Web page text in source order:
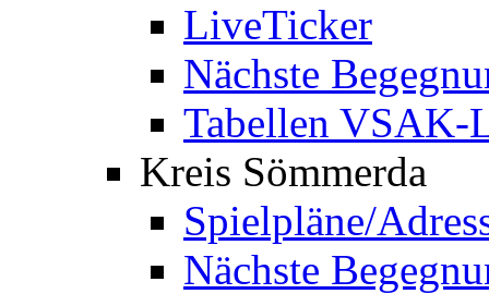
LiveTicker
Nächste
Tabellen VSAK-
Kreis Sömmerda
Spielpläne/
Nächste